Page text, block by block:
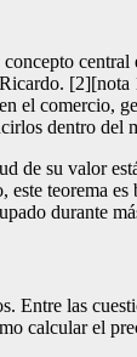
el comercio,
dentro
de su valor
teorema
durante
las
calcular el